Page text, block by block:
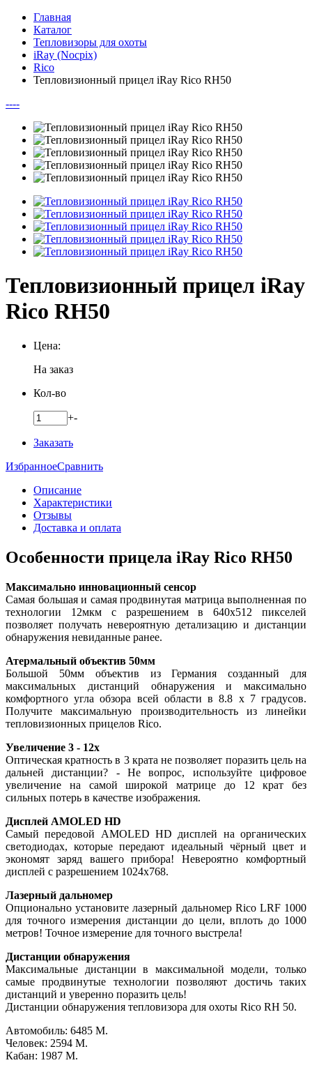
Главная
Каталог
Тепловизоры для охоты
iRay (Nocpix)
Rico
Тепловизионный прицел iRay Rico RH50
----
Тепловизионный прицел iRay
Rico RH50
Цена:
На заказ
Кол-во
+-
Заказать
ИзбранноеСравнить
Описание
Характеристики
Отзывы
Доставка и оплата
Особенности прицела iRay Rico RH50
Максимально инновационный сенсор
Самая большая и самая продвинутая матрица выполненная по
технологии 12мкм с разрешением в 640x512 пикселей
позволяет получать невероятную детализацию и дистанции
обнаружения невиданные ранее.
Атермальный объектив 50мм
Большой 50мм объектив из Германия созданный для
максимальных дистанций обнаружения и максимально
комфортного угла обзора всей области в 8.8 x 7 градусов.
Получите максимальную производительность из линейки
тепловизионных прицелов Rico.
Увеличение 3 - 12x
Оптическая кратность в 3 крата не позволяет поразить цель на
дальней дистанции? - Не вопрос, используйте цифровое
увеличение на самой широкой матрице до 12 крат без
сильных потерь в качестве изображения.
Дисплей AMOLED HD
Самый передовой AMOLED HD дисплей на органических
светодиодах, которые передают идеальный чёрный цвет и
экономят заряд вашего прибора! Невероятно комфортный
дисплей с разрешением 1024x768.
Лазерный дальномер
Опционально установите лазерный дальномер Rico LRF 1000
для точного измерения дистанции до цели, вплоть до 1000
метров! Точное измерение для точного выстрела!
Дистанции обнаружения
Максимальные дистанции в максимальной модели, только
самые продвинутые технологии позволяют достичь таких
дистанций и уверенно поразить цель!
Дистанции обнаружения тепловизора для охоты Rico RH 50.
Автомобиль: 6485 М.
Человек: 2594 М.
Кабан: 1987 М.